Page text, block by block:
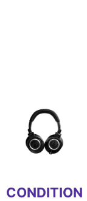
of
CONDITION